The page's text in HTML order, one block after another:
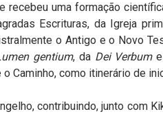
uma formação
Escrituras, da Igreja
o Antigo e o Novo
gentium, da Dei Verbume
Caminho, como itinerário de
contribuindo, junto